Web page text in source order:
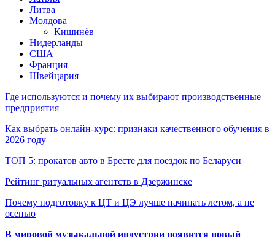
Литва
Молдова
Кишинёв
Нидерланды
США
Франция
Швейцария
Где используются и почему их выбирают производственные
предприятия
Как выбрать онлайн-курс: признаки качественного обучения в
2026 году
ТОП 5: прокатов авто в Бресте для поездок по Беларуси
Рейтинг ритуальных агентств в Дзержинске
Почему подготовку к ЦТ и ЦЭ лучше начинать летом, а не
осенью
В мировой музыкальной индустрии появится новый